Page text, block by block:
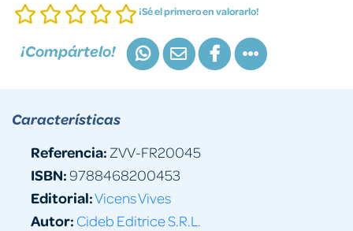
¡Sé el primero en valorarlo!
¡Compártelo!
Características
Referencia: ZVV-FR20045
ISBN:9788468200453
Editorial:Vicens Vives
Autor: Cideb Editrice S.R.L.